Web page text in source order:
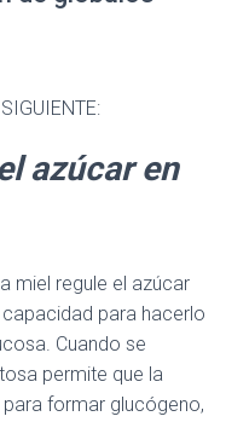
azúcar en
miel regule el azúcar
para hacerlo
Cuando se
permite que la
formar glucógeno,